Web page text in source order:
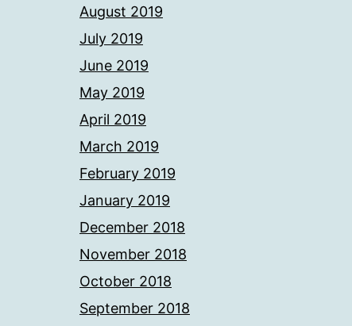
August 2019
July 2019
June 2019
May 2019
April 2019
March 2019
February 2019
January 2019
December 2018
November 2018
October 2018
September 2018